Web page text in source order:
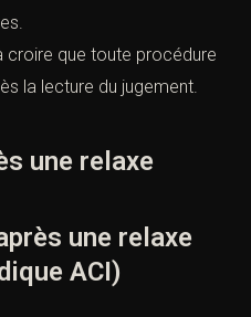
croire que toute
une relaxe